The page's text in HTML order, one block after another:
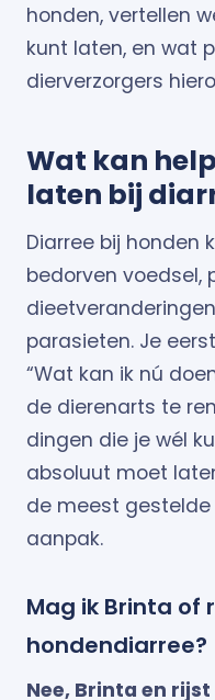
honden, vertellen
kunt laten, en wat
dierverzorgers
Wat kan
laten bij
Diarree bij honden
bedorven voedsel,
parasieten. Je
“Wat kan ik nú
de dierenarts te
dingen die je wél
absoluut moet
de meest
aanpak.
Mag ik Brinta of
hondendiarree?
Nee, Brinta en